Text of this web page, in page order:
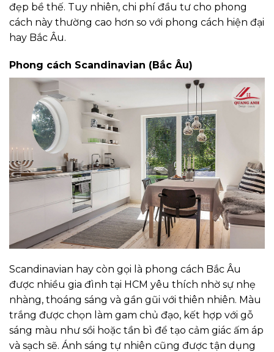
đẹp bề thế. Tuy nhiên, chi phí đầu tư cho phong
cách này thường cao hơn so với phong cách hiện đại
hay Bắc Âu.
Phong cách Scandinavian (Bắc Âu)
Scandinavian hay còn gọi là phong cách Bắc Âu
được nhiều gia đình tại HCM yêu thích nhờ sự nhẹ
nhàng, thoáng sáng và gần gũi với thiên nhiên. Màu
trắng được chọn làm gam chủ đạo, kết hợp với gỗ
sáng màu như sồi hoặc tần bì để tạo cảm giác ấm áp
và sạch sẽ. Ánh sáng tự nhiên cũng được tận dụng